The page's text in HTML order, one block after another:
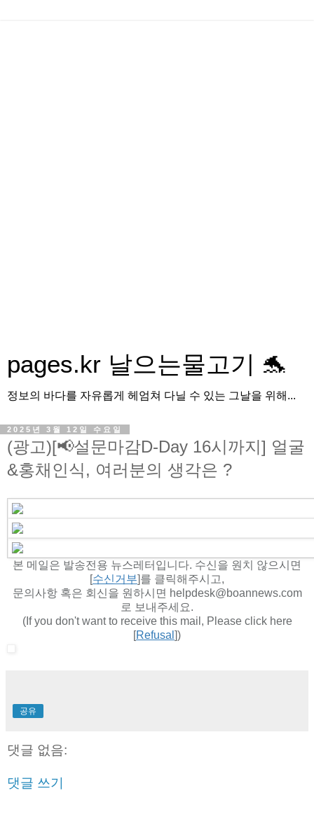
pages.kr 날으는물고기 🐬
정보의 바다를 자유롭게 헤엄쳐 다닐 수 있는 그날을 위해...
2025년 3월 12일 수요일
(광고)[📢설문마감D-Day 16시까지] 얼굴
&홍채인식, 여러분의 생각은 ?
본 메일은 발송전용 뉴스레터입니다. 수신을 원치 않으시면
[수신거부]를 클릭해주시고,
문의사항 혹은 회신을 원하시면 helpdesk@boannews.com
로 보내주세요.
(If you don't want to receive this mail, Please click here
[Refusal ])
공유
댓글 없음:
댓글 쓰기